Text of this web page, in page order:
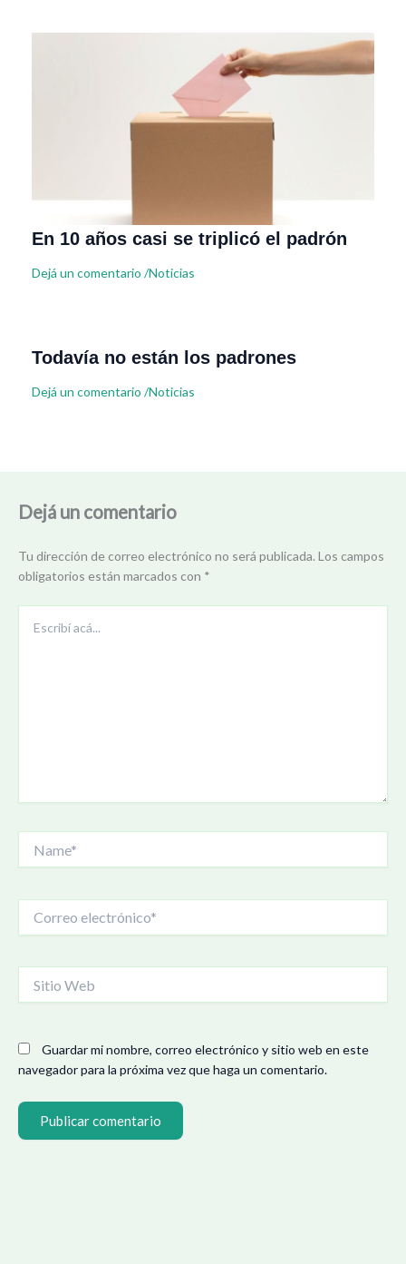
En 10 años casi se triplicó el padrón
Dejá un comentario /Noticias
Todavía no están los padrones
Dejá un comentario /Noticias
Dejá un comentario
Tu dirección de correo electrónico no será publicada. Los campos
obligatorios están marcados con *
acá...
electrónico*
Web
Guardar mi nombre, correo electrónico y sitio web en este
navegador para la próxima vez que haga un comentario.